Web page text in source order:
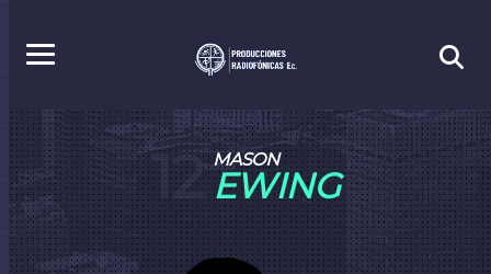
12 MASON
EWING